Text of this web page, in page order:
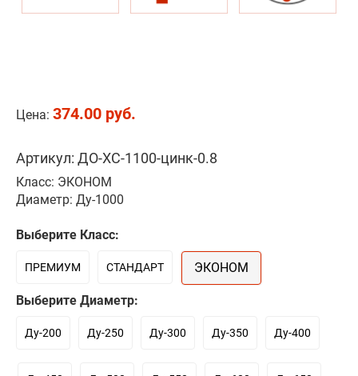
Цена: 374.00 руб.
Артикул: ДО-ХС-1100-цинк-0.8
Класс: ЭКОНОМ
Диаметр: Ду-1000
Выберите Класс:
ПРЕМИУМ СТАНДАРТ ЭКОНОМ
Выберите Диаметр:
Ду-200 Ду-250 Ду-300 Ду-350 Ду-400